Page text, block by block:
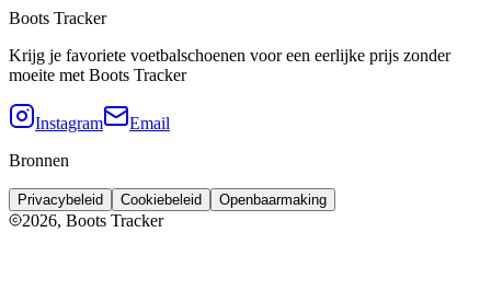
Boots Tracker
Krijg je favoriete voetbalschoenen voor een eerlijke prijs zonder
moeite met Boots Tracker
Instagram
Email
Bronnen
Privacybeleid Cookiebeleid Openbaarmaking
2026, Boots Tracker